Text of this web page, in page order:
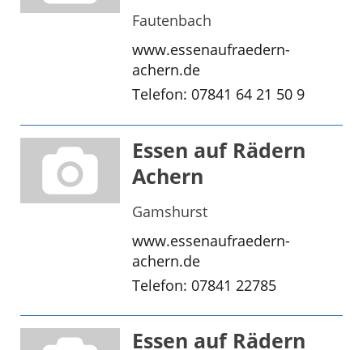
Fautenbach
www.essenaufraedern-
achern.de
Telefon: 07841 64 21 50 9
Essen auf Rädern
Achern
Gamshurst
www.essenaufraedern-
achern.de
Telefon: 07841 22785
Essen auf Rädern